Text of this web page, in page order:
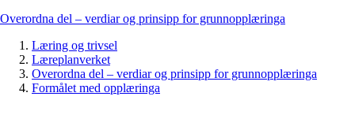
Overordna del – verdiar og prinsipp for grunnopplæringa
Læring og trivsel
Læreplanverket
Overordna del – verdiar og prinsipp for grunnopplæringa
Formålet med opplæringa